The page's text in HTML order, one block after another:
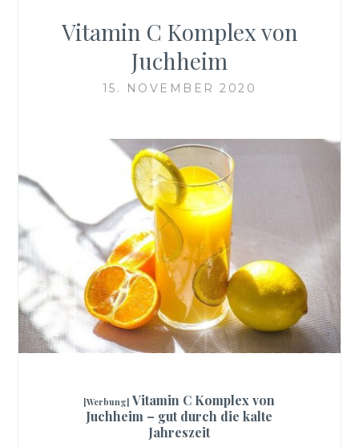
Vitamin C Komplex von
Juchheim
15. NOVEMBER 2020
[Werbung] Vitamin C Komplex von
Juchheim – gut durch die kalte
Jahreszeit